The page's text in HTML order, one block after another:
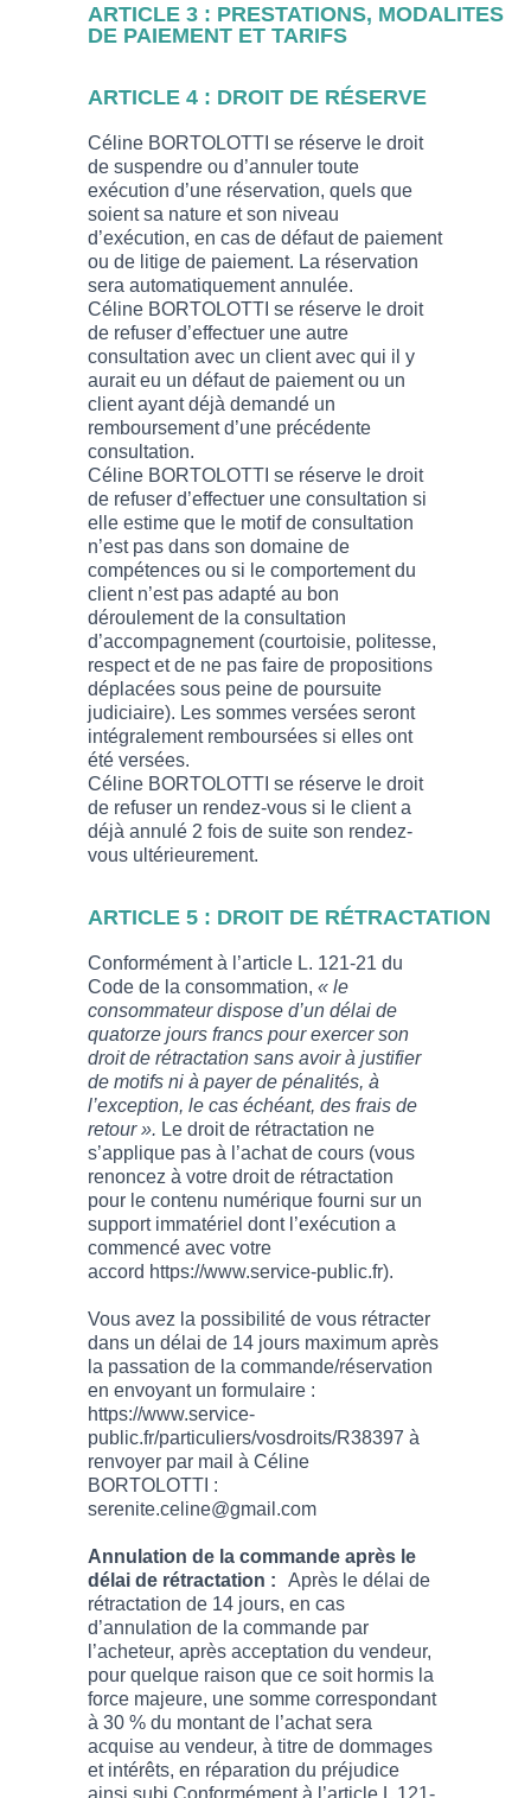
ARTICLE 3 : PRESTATIONS, MODALITES
DE PAIEMENT ET TARIFS
ARTICLE 4 : DROIT DE RÉSERVE
Céline BORTOLOTTI se réserve le droit
de suspendre ou d’annuler toute
exécution d’une réservation, quels que
soient sa nature et son niveau
d’exécution, en cas de défaut de paiement
ou de litige de paiement. La réservation
sera automatiquement annulée.
Céline BORTOLOTTI se réserve le droit
de refuser d’effectuer une autre
consultation avec un client avec qui il y
aurait eu un défaut de paiement ou un
client ayant déjà demandé un
remboursement d’une précédente
consultation.
Céline BORTOLOTTI se réserve le droit
de refuser d’effectuer une consultation si
elle estime que le motif de consultation
n’est pas dans son domaine de
compétences ou si le comportement du
client n’est pas adapté au bon
déroulement de la consultation
d’accompagnement (courtoisie, politesse,
respect et de ne pas faire de propositions
déplacées sous peine de poursuite
judiciaire). Les sommes versées seront
intégralement remboursées si elles ont
été versées.
Céline BORTOLOTTI se réserve le droit
de refuser un rendez-vous si le client a
déjà annulé 2 fois de suite son rendez-
vous ultérieurement.
ARTICLE 5 : DROIT DE RÉTRACTATION
Conformément à l’article L. 121-21 du
Code de la consommation,« le
consommateur dispose d’un délai de
quatorze jours francs pour exercer son
droit de rétractation sans avoir à justifier
de motifs ni à payer de pénalités, à
l’exception, le cas échéant, des frais de
retour ». Le droit de rétractation ne
s’applique pas à l’achat de cours (vous
renoncez à votre droit de rétractation
pour le contenu numérique fourni sur un
support immatériel dont l’exécution a
commencé avec votre
accord https://www.service-public.fr).
Vous avez la possibilité de vous rétracter
dans un délai de 14 jours maximum après
la passation de la commande/réservation
en envoyant un formulaire :
https://www.service-
public.fr/particuliers/vosdroits/R38397 à
renvoyer par mail à Céline
BORTOLOTTI :
serenite.celine@gmail.com
Annulation de la commande après le
délai de rétractation : Après le délai de
rétractation de 14 jours, en cas
d’annulation de la commande par
l’acheteur, après acceptation du vendeur,
pour quelque raison que ce soit hormis la
force majeure, une somme correspondant
à 30 % du montant de l’achat sera
acquise au vendeur, à titre de dommages
et intérêts, en réparation du préjudice